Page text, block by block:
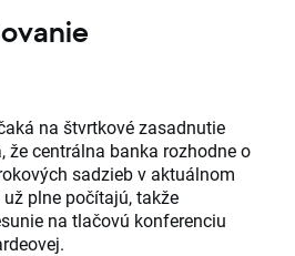
na štvrtkové zasadnutie
že centrálna banka rozhodne o
sadzieb v aktuálnom
plne počítajú, takže
na tlačovú konferenciu